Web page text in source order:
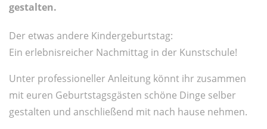
gestalten.
Der etwas andere Kindergeburtstag:
Ein erlebnisreicher Nachmittag in der Kunstschule!
Unter professioneller Anleitung könnt ihr zusammen
mit euren Geburtstagsgästen schöne Dinge selber
gestalten und anschließend mit nach hause nehmen.